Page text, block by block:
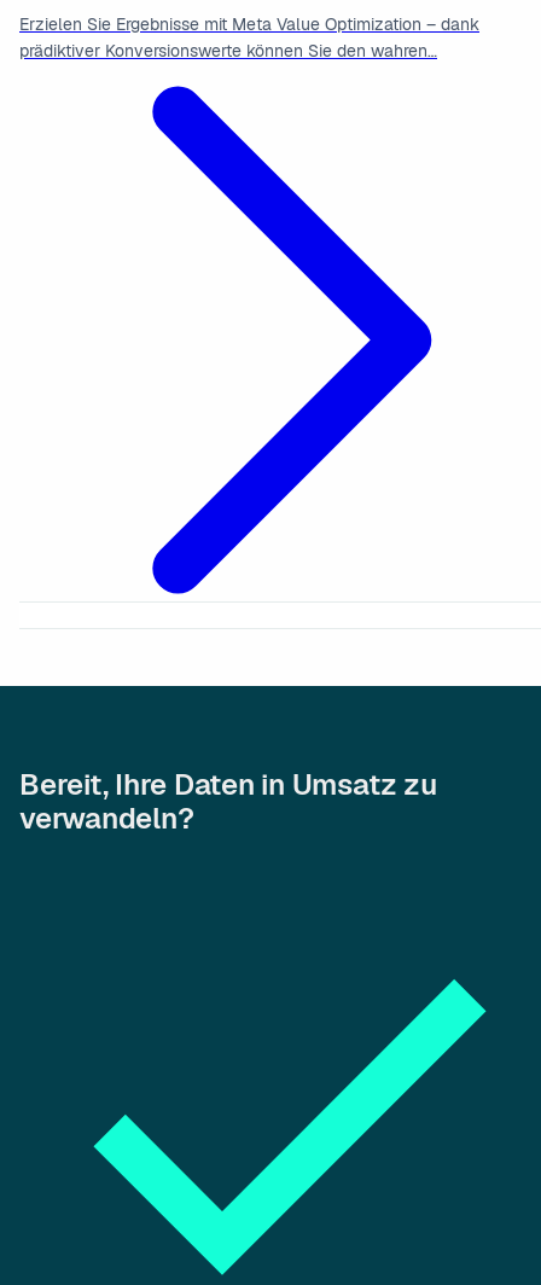
Erzielen Sie Ergebnisse mit Meta Value Optimization – dank
prädiktiver Konversionswerte können Sie den wahren…
Bereit, Ihre Daten in Umsatz zu
verwandeln?